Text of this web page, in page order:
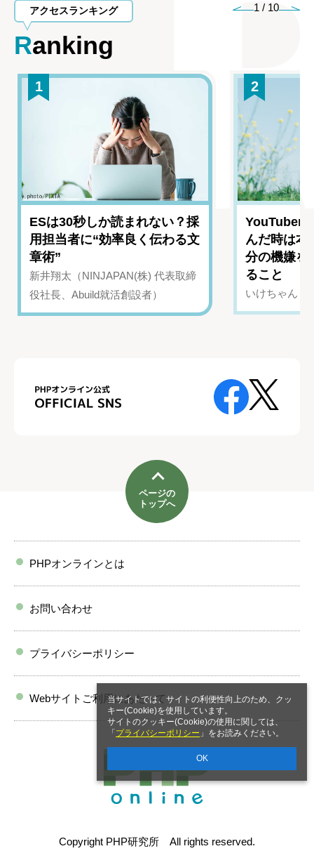
当サイトでは、サイトの利便性向上のため、クッ
キー(Cookie)を使用しています。
サイトのクッキー(Cookie)の使用に関しては、
「 プライバシーポリシー 」をお読みください。
OK
アクセスランキング
Ranking
1 / 10
1
ESは30秒しか読まれない？採
用担当者に“効率良く伝わる文
章術”
新井翔太（NINJAPAN(株) 代表取締
役社長、Abuild就活創設者）
2
YouTuber
んだ時は
分の機嫌を
ること
いけちゃん（
ページの
トップへ
PHPオンラインとは
お問い合わせ
プライバシーポリシー
Webサイトご利用にあたって
Copyright PHP研究所 All rights reserved.